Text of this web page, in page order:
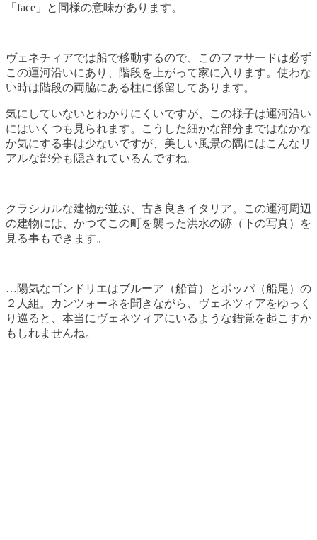
「face」と同様の意味があります。
ヴェネチィアでは船で移動するので、このファサードは必ず
この運河沿いにあり、階段を上がって家に入ります。使わな
い時は階段の両脇にある柱に係留してあります。
気にしていないとわかりにくいですが、この様子は運河沿い
にはいくつも見られます。こうした細かな部分まではなかな
か気にする事は少ないですが、美しい風景の隅にはこんなリ
アルな部分も隠されているんですね。
クラシカルな建物が並ぶ、古き良きイタリア。この運河周辺
の建物には、かつてこの町を襲った洪水の跡（下の写真）を
見る事もできます。
…陽気なゴンドリエはブルーア（船首）とポッパ（船尾）の
２人組。カンツォーネを聞きながら、ヴェネツィアをゆっく
り巡ると、本当にヴェネツィアにいるような錯覚を起こすか
もしれませんね。